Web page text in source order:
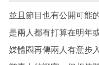
並且節目也有公開可能
是兩人都有打算在明年
媒體圈再傳兩人有意步